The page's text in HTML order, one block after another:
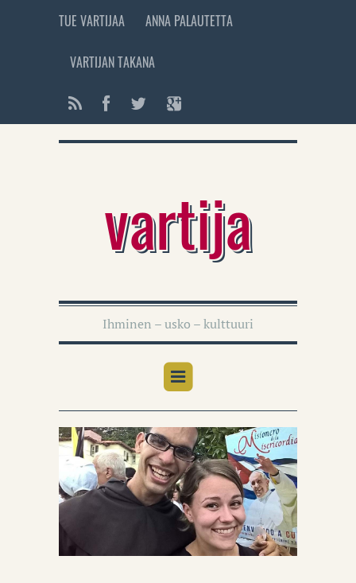
TUE VARTIJAA ANNA PALAUTETTA
VARTIJAN TAKANA
vartija
Ihminen – usko – kulttuuri